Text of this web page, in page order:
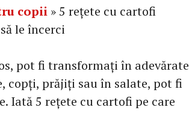
copii » 5 rețete cu cartofi
le încerci
pot fi transformați în adevărate
copți, prăjiți sau în salate, pot fi
Iată 5 rețete cu cartofi pe care